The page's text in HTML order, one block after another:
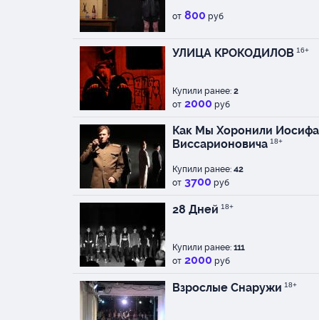
и режиссера Юрия
этот спектакль,
Мы благодарим
факультет МШНК
которые также
Актеры: Марина
Алексей Губкин,
от 800 руб
УЛИЦА КРОКОДИЛОВ 16+
Купили ранее: 2
от 2000 руб
Как Мы Хоронили Иосифа
Виссарионовича 18+
Купили ранее: 42
от 3700 руб
28 Дней 18+
Купили ранее: 111
от 2000 руб
Взрослые Снаружи 18+